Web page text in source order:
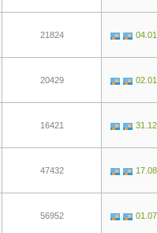
21824
20429
16421
47432
56952